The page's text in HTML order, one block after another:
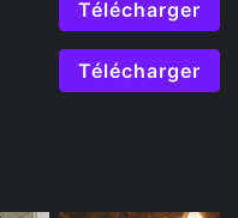
Télécharger
Télécharger